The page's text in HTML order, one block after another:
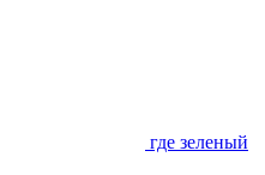
где зеленый